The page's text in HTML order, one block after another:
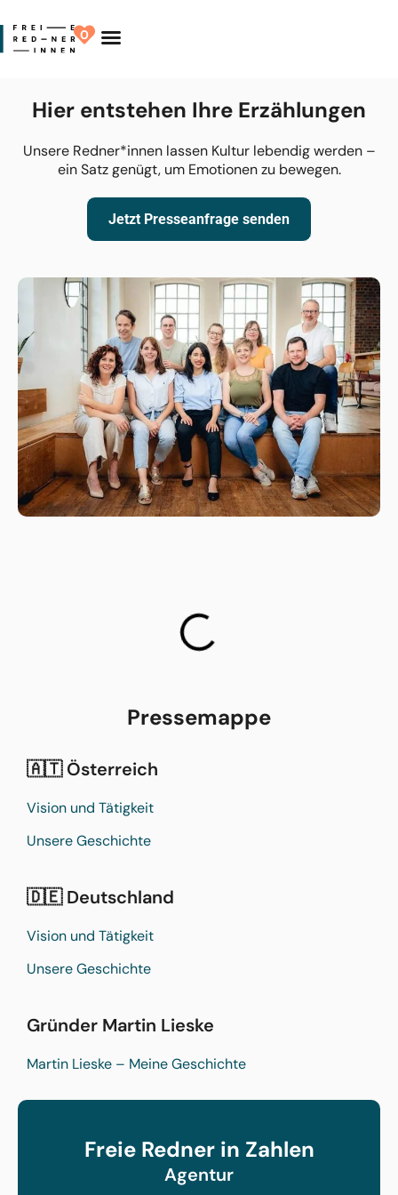
0
Hier entstehen Ihre Erzählungen
Unsere Redner*innen lassen Kultur lebendig werden –
ein Satz genügt, um Emotionen zu bewegen.
Jetzt Presse­anfrage senden
Pressemappe
🇦🇹 Österreich
Vision und Tätigkeit
Unsere Geschichte
🇩🇪 Deutschland
Vision und Tätigkeit
Unsere Geschichte
Gründer Martin Lieske
Martin Lieske – Meine Geschichte
Freie Redner in Zahlen
Agentur